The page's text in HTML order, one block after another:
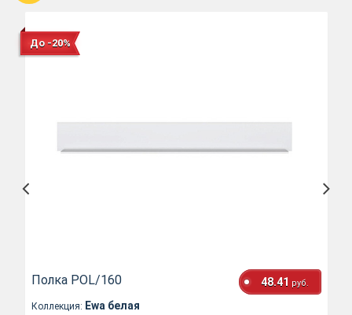
До -20%
Полка POL/160 48.41 руб.
Коллекция: Ewa белая